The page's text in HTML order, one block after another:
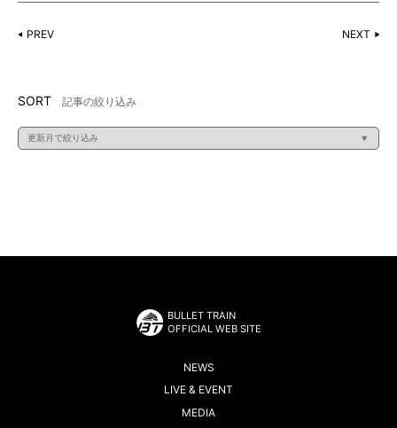
PREV NEXT
SORT 記事の絞り込み
BULLET TRAIN
OFFICIAL WEB SITE
NEWS
LIVE & EVENT
MEDIA